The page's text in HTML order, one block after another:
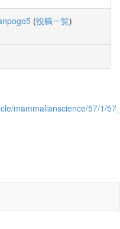
(投稿一覧)
mammalianscience/57/1/